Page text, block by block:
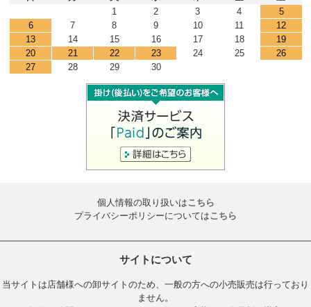
1
2 3 4
5
6
7 8 9 10 11
12
13
14 15 16 17 18
19
20
21 22 23 24 25
26
27
28 29 30
個人情報の取り扱いはこちら
プライバシーポリシーについてはこちら
サイトについて
当サイトは店舗様への卸サイトのため、一般の方への小売販売は行っており
ません。